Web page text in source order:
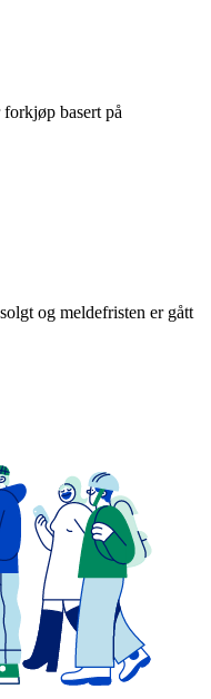
basert på
og meldefristen er gått